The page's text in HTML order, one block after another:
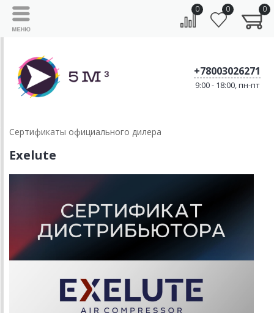
0 0 0
+78003026271
9:00 - 18:00, пн-пт
Сертификаты официального дилера
Exelute